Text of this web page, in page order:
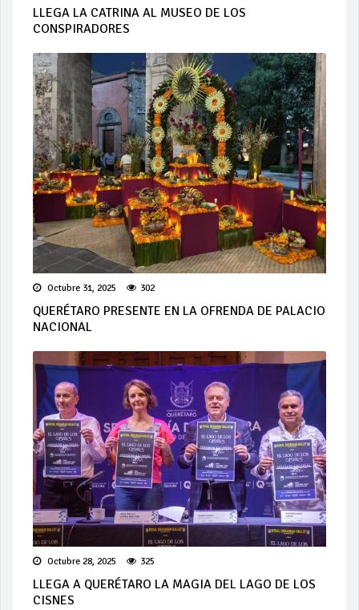
LLEGA LA CATRINA AL MUSEO DE LOS
CONSPIRADORES
Octubre 31, 2025 302
QUERÉTARO PRESENTE EN LA OFRENDA DE PALACIO
NACIONAL
Octubre 28, 2025 325
LLEGA A QUERÉTARO LA MAGIA DEL LAGO DE LOS
CISNES